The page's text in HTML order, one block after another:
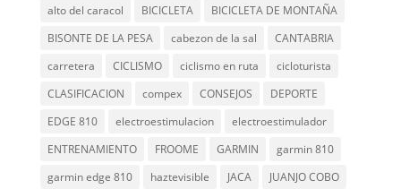
alto del caracol
BICICLETA
BICICLETA DE MONTAÑA
BISONTE DE LA PESA
cabezon de la sal
CANTABRIA
carretera
CICLISMO ciclismo en ruta
cicloturista
CLASIFICACION
compex CONSEJOS
DEPORTE
EDGE 810
electroestimulacion
electroestimulador
ENTRENAMIENTO
FROOME GARMIN
garmin 810
garmin edge 810
haztevisible JACA JUANJO COBO